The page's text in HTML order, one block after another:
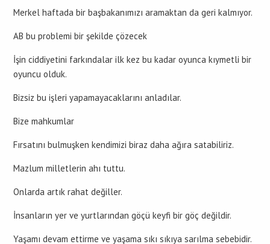
Merkel haftada bir başbakanımızı aramaktan da geri kalmıyor.
AB bu problemi bir şekilde çözecek
İşin ciddiyetini farkındalar ilk kez bu kadar oyunca kıymetli bir
oyuncu olduk.
Bizsiz bu işleri yapamayacaklarını anladılar.
Bize mahkumlar
Fırsatını bulmuşken kendimizi biraz daha ağıra satabiliriz.
Mazlum milletlerin ahı tuttu.
Onlarda artık rahat değiller.
İnsanların yer ve yurtlarından göçü keyfi bir göç değildir.
Yaşamı devam ettirme ve yaşama sıkı sıkıya sarılma sebebidir.